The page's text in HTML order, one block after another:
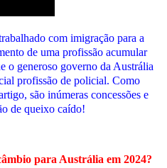
com imigração para a
de uma profissão acumular
o generoso governo da Austrália
profissão de policial. Como
são inúmeras concessões e
de queixo caído!
para Austrália em 2024?